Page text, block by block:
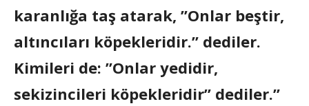
karanlığa taş atarak, ”Onlar beştir,
altıncıları köpekleridir.” dediler.
Kimileri de: ”Onlar yedidir,
sekizincileri köpekleridir” dediler.”